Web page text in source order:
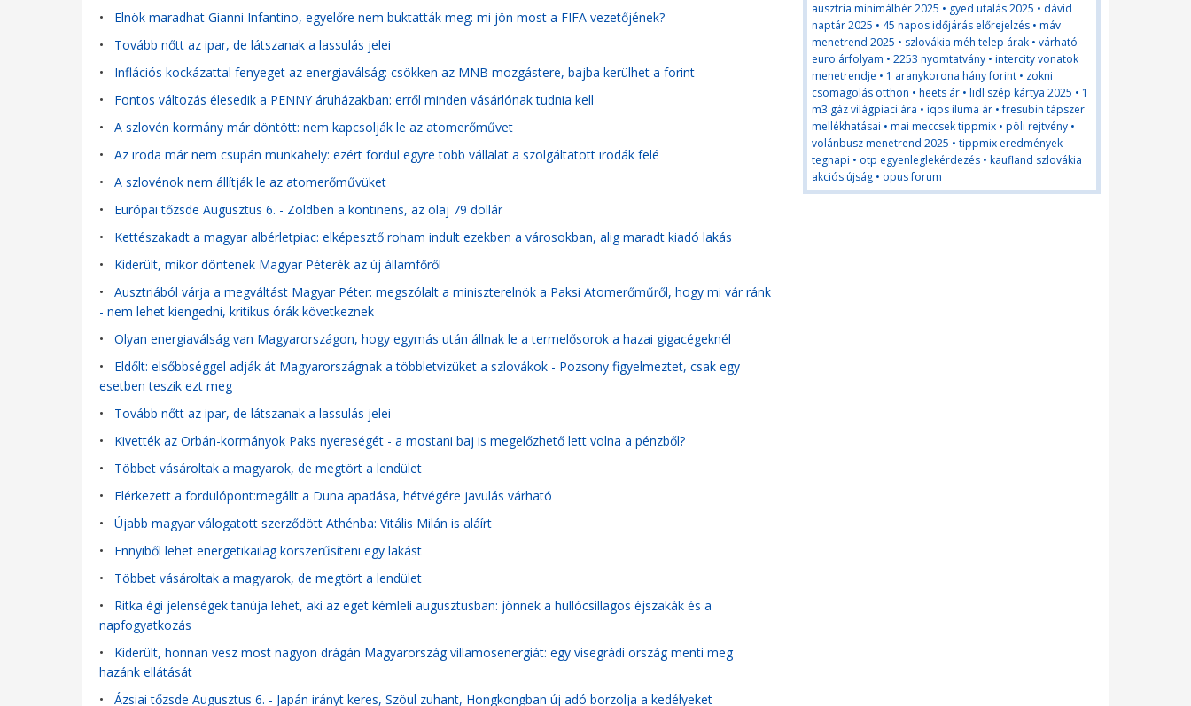
• Elnök maradhat Gianni Infantino, egyelőre nem buktatták meg: mi jön most a FIFA vezetőjének?
• Tovább nőtt az ipar, de látszanak a lassulás jelei
• Inflációs kockázattal fenyeget az energiaválság: csökken az MNB mozgástere, bajba kerülhet a forint
• Fontos változás élesedik a PENNY áruházakban: erről minden vásárlónak tudnia kell
• A szlovén kormány már döntött: nem kapcsolják le az atomerőművet
• Az iroda már nem csupán munkahely: ezért fordul egyre több vállalat a szolgáltatott irodák felé
• A szlovénok nem állítják le az atomerőművüket
• Európai tőzsde Augusztus 6. - Zöldben a kontinens, az olaj 79 dollár
• Kettészakadt a magyar albérletpiac: elképesztő roham indult ezekben a városokban, alig maradt kiadó lakás
• Kiderült, mikor döntenek Magyar Péterék az új államfőről
• Ausztriából várja a megváltást Magyar Péter: megszólalt a miniszterelnök a Paksi Atomerőműről, hogy mi vár ránk
- nem lehet kiengedni, kritikus órák következnek
• Olyan energiaválság van Magyarországon, hogy egymás után állnak le a termelősorok a hazai gigacégeknél
• Eldőlt: elsőbbséggel adják át Magyarországnak a többletvizüket a szlovákok - Pozsony figyelmeztet, csak egy
esetben teszik ezt meg
• Tovább nőtt az ipar, de látszanak a lassulás jelei
• Kivették az Orbán-kormányok Paks nyereségét - a mostani baj is megelőzhető lett volna a pénzből?
• Többet vásároltak a magyarok, de megtört a lendület
• Elérkezett a fordulópont:megállt a Duna apadása, hétvégére javulás várható
• Újabb magyar válogatott szerződött Athénba: Vitális Milán is aláírt
• Ennyiből lehet energetikailag korszerűsíteni egy lakást
• Többet vásároltak a magyarok, de megtört a lendület
• Ritka égi jelenségek tanúja lehet, aki az eget kémleli augusztusban: jönnek a hullócsillagos éjszakák és a
napfogyatkozás
• Kiderült, honnan vesz most nagyon drágán Magyarország villamosenergiát: egy visegrádi ország menti meg
hazánk ellátását
• Ázsiai tőzsde Augusztus 6. - Japán irányt keres, Szöul zuhant, Hongkongban új adó borzolja a kedélyeket
ausztria minimálbér 2025 • gyed utalás 2025 • dávid
naptár 2025 • 45 napos időjárás előrejelzés • máv
menetrend 2025 • szlovákia méh telep árak • várható
euro árfolyam • 2253 nyomtatvány • intercity vonatok
menetrendje • 1 aranykorona hány forint • zokni
csomagolás otthon • heets ár • lidl szép kártya 2025 • 1
m3 gáz világpiaci ára • iqos iluma ár •fresubin tápszer
mellékhatásai • mai meccsek tippmix • pöli rejtvény •
volánbusz menetrend 2025 • tippmix eredmények
tegnapi • otp egyenleglekérdezés • kaufland szlovákia
akciós újság • opus forum